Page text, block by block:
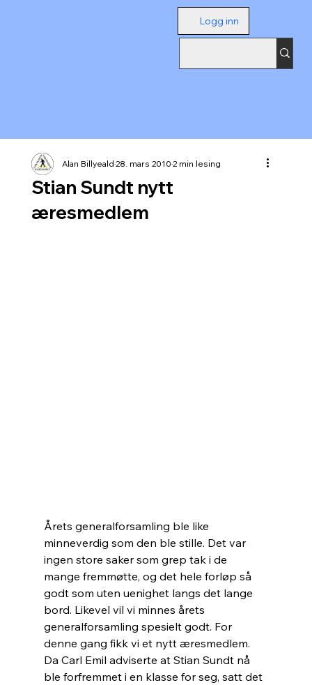
Logg inn
Stian Sundt nytt
æresmedlem
Alan Billyeald28. mars 20102 min lesing
Årets generalforsamling ble like
minneverdig som den ble stille. Det var
ingen store saker som grep tak i de
mange fremmøtte, og det hele forløp så
godt som uten uenighet langs det lange
bord. Likevel vil vi minnes årets
generalforsamling spesielt godt. For
denne gang fikk vi et nytt æresmedlem.
Da Carl Emil adviserte at Stian Sundt nå
ble forfremmet i en klasse for seg, satt det